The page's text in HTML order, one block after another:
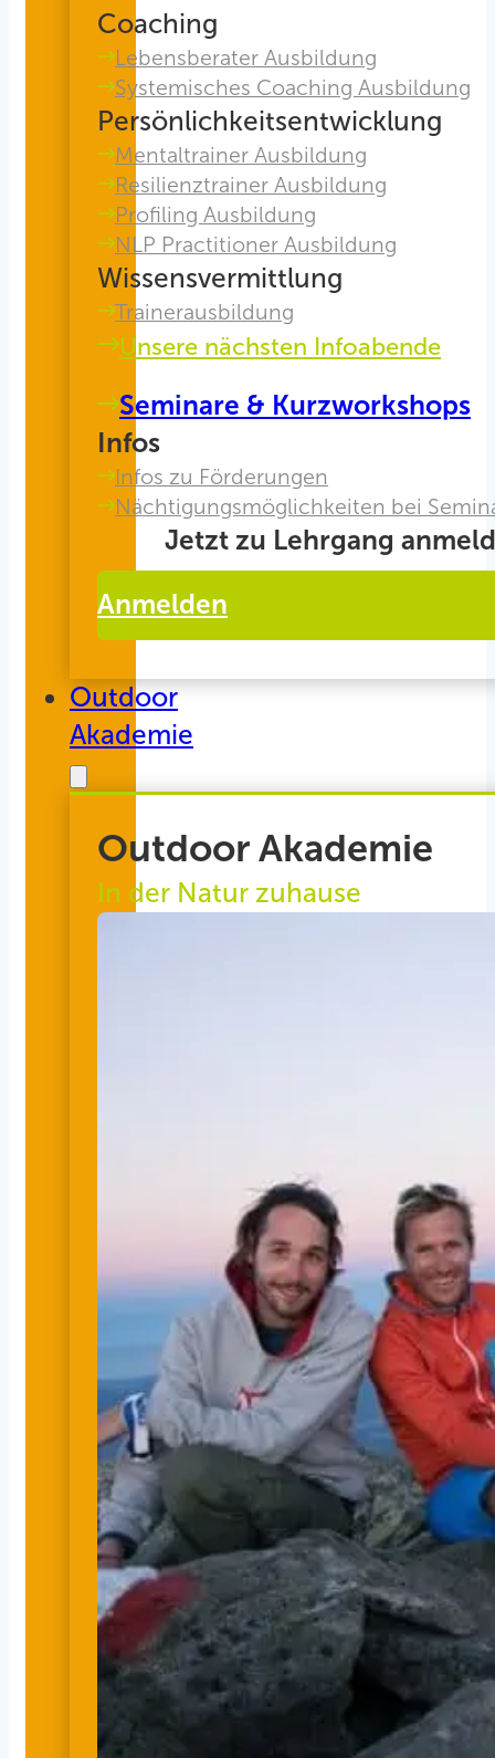
Coaching
Lebensberater Ausbildung
Systemisches Coaching Ausbildung
Persönlichkeitsentwicklung
Mentaltrainer Ausbildung
Resilienztrainer Ausbildung
Profiling Ausbildung
NLP Practitioner Ausbildung
Wissensvermittlung
Trainerausbildung
Unsere nächsten Infoabende
Seminare & Kurzworkshops
Infos
Infos zu Förderungen
Nächtigungsmöglichkeiten bei
Jetzt zu Lehrgang
Anmelden
Outdoor
Akademie
Outdoor Akademie
In der Natur zuhause